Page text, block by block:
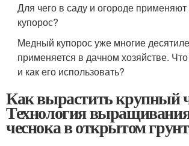
Для чего в саду и огороде
купорос?
Медный купорос уже многие
применяется в дачном хозяйстве.
и как его использовать?
Как вырастить крупный
Технология
чеснока в открытом